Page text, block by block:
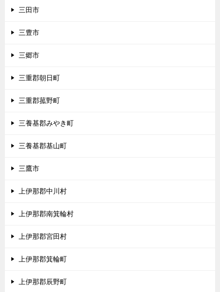
三田市
三豊市
三郷市
三重郡朝日町
三重郡菰野町
三養基郡みやき町
三養基郡基山町
三鷹市
上伊那郡中川村
上伊那郡南箕輪村
上伊那郡宮田村
上伊那郡箕輪町
上伊那郡辰野町